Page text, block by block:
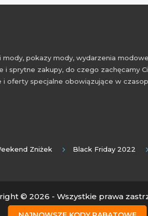
pokazy mody, wydarzenia
sprytne zakupy, do czego zachęcamy
oferty specjalne obowiązujące w
Zniżek Black Friday 2022
© 2026 - Wszystkie prawa